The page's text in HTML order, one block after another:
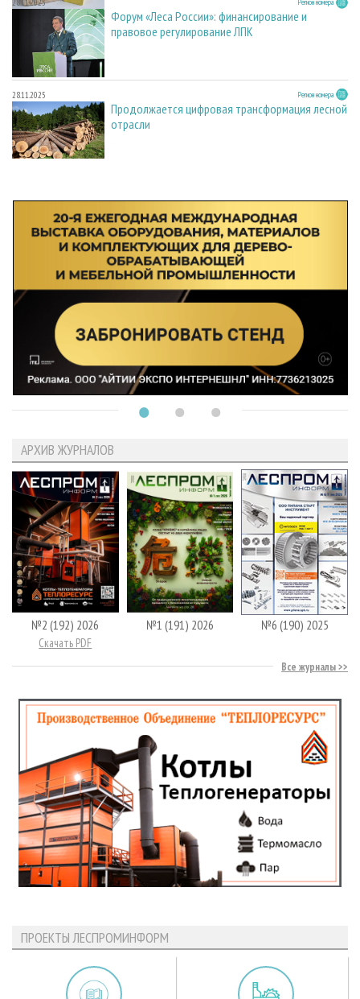
28.11.2025 Регион номера
Форум «Леса России»: финансирование и
правовое регулирование ЛПК
28.11.2025 Регион номера
Продолжается цифровая трансформация лесной
отрасли
АРХИВ ЖУРНАЛОВ
№2 (192) 2026
Скачать PDF
№1 (191) 2026 №6 (190) 2025
Все журналы
ПРОЕКТЫ ЛЕСПРОМИНФОРМ